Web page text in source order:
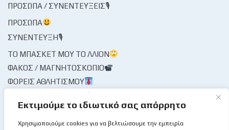
Εκτιμούμε το ιδιωτικό σας απόρρητο
Χρησιμοποιούμε cookies για να βελτιώσουμε την εμπειρία
ΠΡΌΣΩΠΑ / ΣΥΝΕΝΤΕΎΞΕΙΣ🎙
ΠΡΌΣΩΠΑ
ΣΥΝΈΝΤΕΥΞΗ🎙
ΤΟ ΜΠΆΣΚΕΤ ΜΟΥ ΤΟ ΛΛΊΟΝ
ΦΑΚΌΣ / ΜΑΓΝΗΤΟΣΚΌΠΙΟ
ΦΟΡΕΊΣ ΑΘΛΗΤΙΣΜΟΎ
ΔΙΑΙΤΗΣΊΑ
ΚΟΜΙΣΆΡΙΟΙ